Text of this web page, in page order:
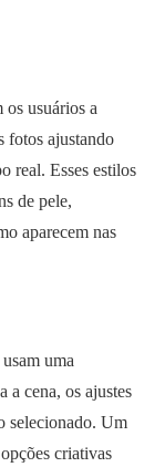
usuários a
fotos ajustando
real. Esses estilos
de pele,
aparecem nas
uma
a cena, os ajustes
selecionado. Um
criativas